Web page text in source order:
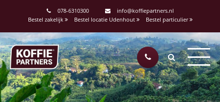
078-6310300
info@koffiepartners.nl
Bestel zakelijk
Bestel locatie Udenhout Bestel particulier